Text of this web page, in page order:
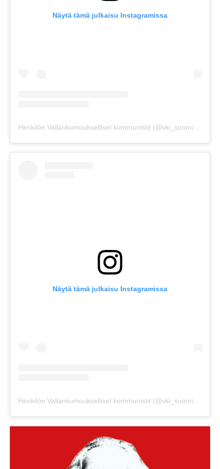
Näytä tämä julkaisu Instagramissa
Henkilön Vallankumoukselliset kommunistit (@vki_suomi) jakama julkaisu
Näytä tämä julkaisu Instagramissa
Henkilön Vallankumoukselliset kommunistit (@vki_suomi) jakama julkaisu